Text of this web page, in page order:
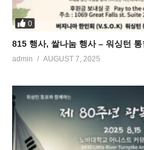
0
815 행사, 쌀나눔 행사 – 워싱턴 통
admin AUGUST 7, 2025